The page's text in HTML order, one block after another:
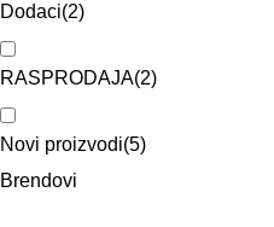
Dodaci(2)
RASPRODAJA(2)
Novi proizvodi(5)
Brendovi